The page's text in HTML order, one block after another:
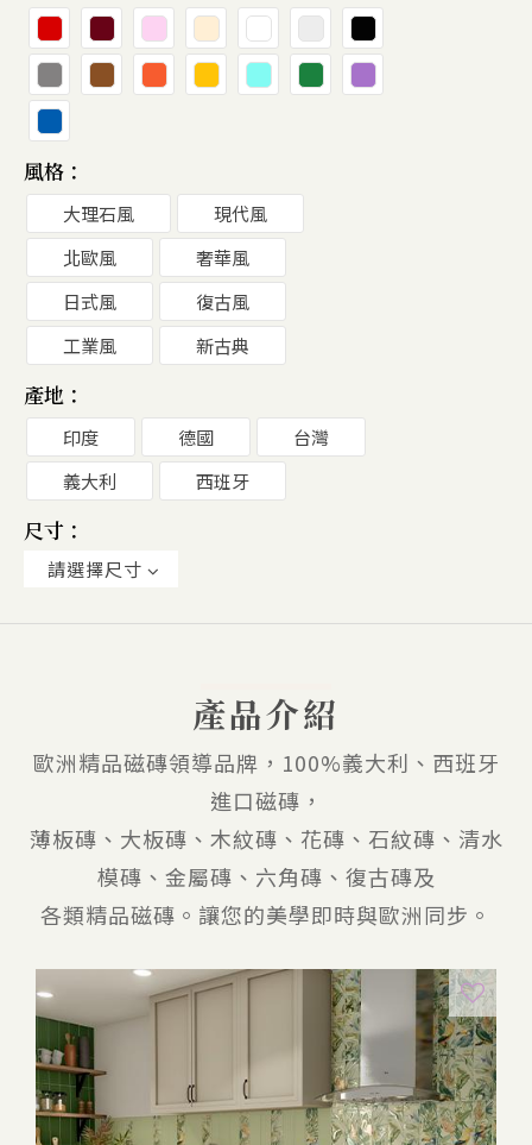
風格：
大理石風
現代風
北歐風
奢華風
日式風
復古風
工業風
新古典
產地：
印度 德國
台灣
義大利
西班牙
尺寸：
請選擇尺寸
產品介紹
歐洲精品磁磚領導品牌，100%義大利、西班牙
進口磁磚，
薄板磚、大板磚、木紋磚、花磚、石紋磚、清水
模磚、金屬磚、六角磚、復古磚及
各類精品磁磚。讓您的美學即時與歐洲同步。